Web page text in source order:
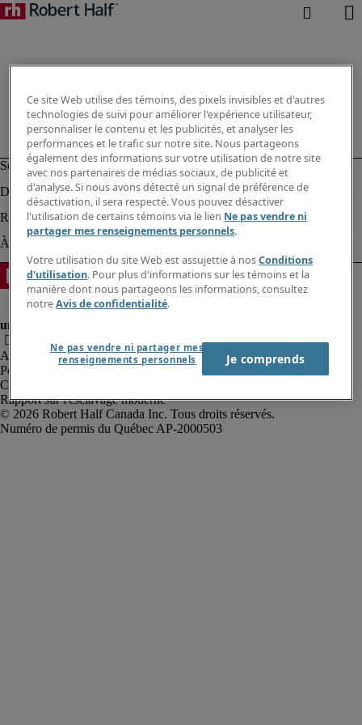
Alerte à la fraude
Politique de confidentialité
Conditions d’utilisation
Rapport sur l'esclavage moderne
Robert Half Canada Inc. Tous droits réservés.
Ce site Web utilise des témoins, des pixels invisibles et d'autres
technologies de suivi pour améliorer l'expérience utilisateur,
personnaliser le contenu et les publicités, et analyser les
performances et le trafic sur notre site. Nous partageons
également des informations sur votre utilisation de notre site
avec nos partenaires de médias sociaux, de publicité et
d'analyse. Si nous avons détecté un signal de préférence de
désactivation, il sera respecté. Vous pouvez désactiver
l'utilisation de certains témoins via le lien Ne pas vendre ni
partager mes renseignements personnels.
Votre utilisation du site Web est assujettie à nosConditions
d'utilisation. Pour plus d'informations sur les témoins et la
manière dont nous partageons les informations, consultez
notreAvis de confidentialité.
Ne pas vendre ni partager mes
renseignements personnels
Je comprends